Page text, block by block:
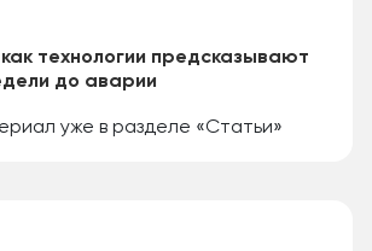
технологии предсказывают
до аварии
уже в разделе «Статьи»